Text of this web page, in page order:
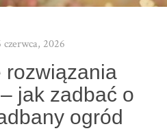
czerwca, 2026
rozwiązania
jak zadbać o
ogród